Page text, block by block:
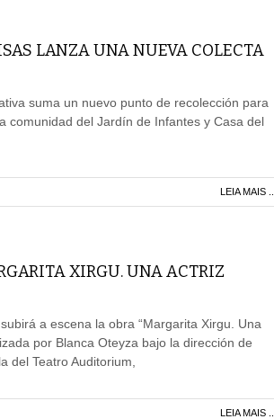
LANZA UNA NUEVA COLECTA
suma un nuevo punto de recolección para
comunidad del Jardín de Infantes y Casa del
LEIA MAIS ...
XIRGU. UNA ACTRIZ
a escena la obra “Margarita Xirgu. Una
por Blanca Oteyza bajo la dirección de
del Teatro Auditorium,
LEIA MAIS ...